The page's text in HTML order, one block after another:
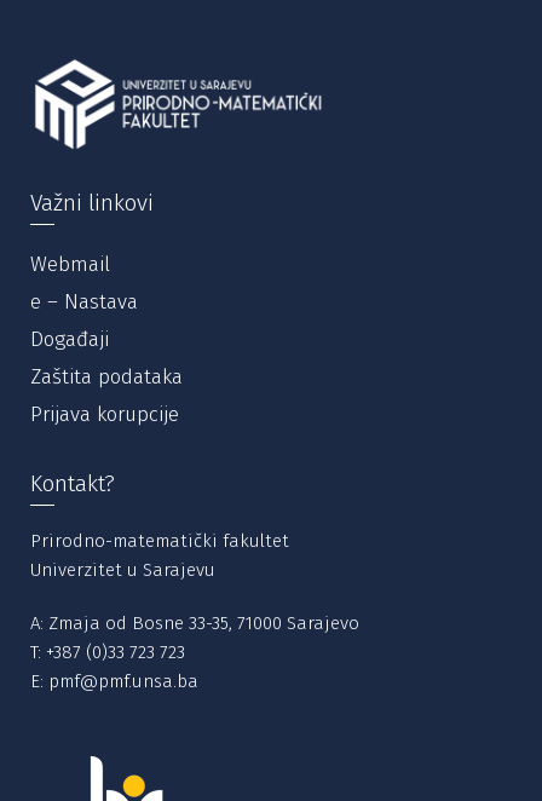
Važni linkovi
Webmail
e – Nastava
Događaji
Zaštita podataka
Prijava korupcije
Kontakt?
Prirodno-matematički fakultet
Univerzitet u Sarajevu
A: Zmaja od Bosne 33-35, 71000 Sarajevo
T: +387 (0)33 723 723
E: pmf@pmf.unsa.ba